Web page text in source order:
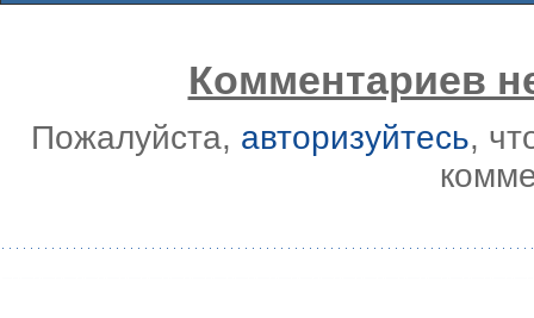
Комментариев
Пожалуйста, авторизуйтесь,